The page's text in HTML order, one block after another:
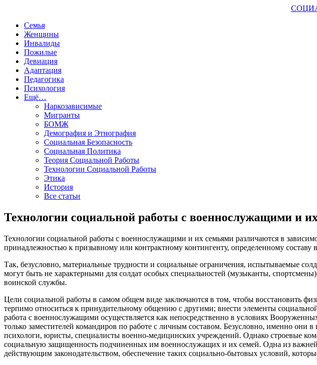
Семья
Женщины
Инвалиды
Пожилые
Девиация
Адаптация
Педагогика
Психология
Ещё…
Наркозависимые
Мигранты
БОМЖ
Демография и Этнография
Социальная Безопасность
Социальная Политика
Теория Социальной Работы
Технологии Социальной Работы
Этика
История
Все статьи
Технологии социальной работы с военнослужащими и
Технологии социальной работы с военнослужащими и их семьями различаются в
принадлежностью к призывному или контрактному контингенту, определенному
Так, безусловно, материальные трудности и социальные ограничения, испытываемые
могут быть не характерными для солдат особых специальностей (музыканты,
воинской службы.
Цели социальной работы в самом общем виде заключаются в том, чтобы восстановить
терпимо относиться к принудительному общению с другими; внести элементы
работа с военнослужащими осуществляется как непосредственно в условиях
только заместителей командиров по работе с личным составом. Безусловно, именно
психологи, юристы, специалисты военно-медицинских учреждений. Однако строевые
социальную защищенность подчиненных им военнослужащих и их семей. Одна из
действующим законодательством, обеспечение таких социально-бытовых условий,